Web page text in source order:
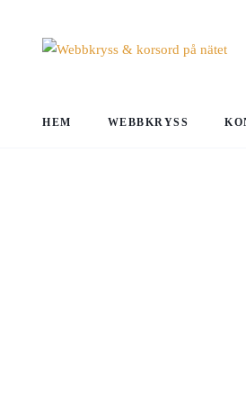
HEM WEBBKRYSS